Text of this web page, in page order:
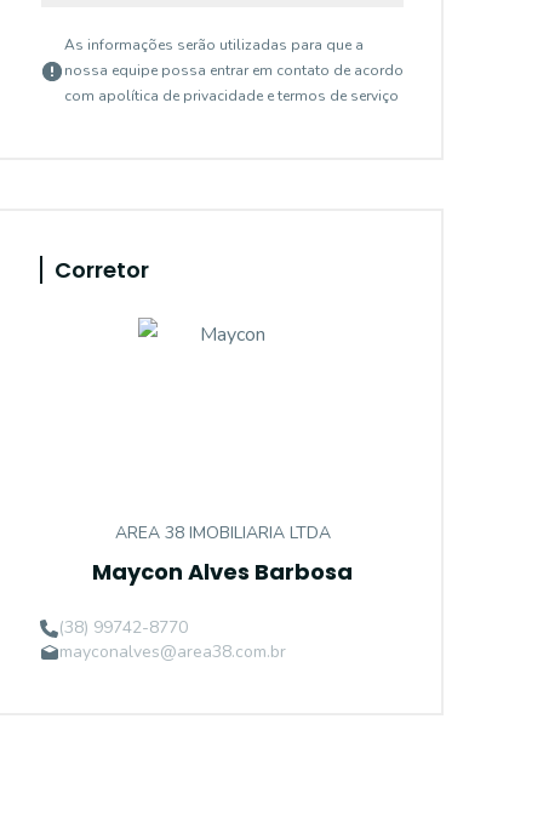
As informações serão utilizadas para que a
nossa equipe possa entrar em contato de acordo
com apolítica de privacidade e termos de serviço
Corretor
AREA 38 IMOBILIARIA LTDA
Maycon Alves Barbosa
(38) 99742-8770
mayconalves@area38.com.br